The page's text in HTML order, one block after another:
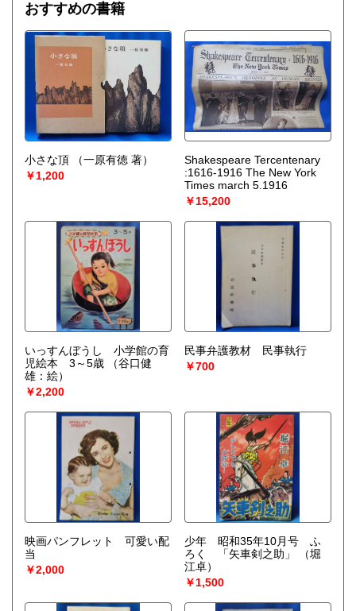
おすすめの書籍
小さな頂
（一原有徳 著）
￥1,200
Shakespeare Tercentenary
:1616-1916 The New York
Times march 5.1916
￥15,200
いっすんぼうし 小学館の育
児絵本 3～5歳
（谷口健
雄：絵）
￥2,200
民事弁護教材 民事執行
￥700
映画パンフレット 可愛い配
当
￥2,000
少年 昭和35年10月号 ふ
ろく 「矢車剣之助」
（堀
江卓）
￥1,500